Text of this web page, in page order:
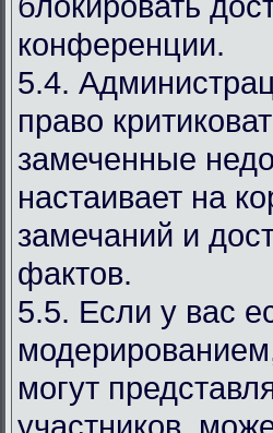
конференции.
5.4.
право
замеченные
настаивает на
замечаний и
фактов.
5.5. Если у вас
могут
участников,